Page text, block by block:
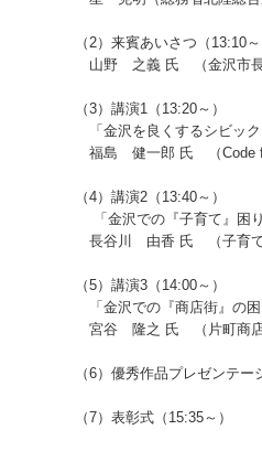
（2）来賓あいさつ（13:10～
山野 之義 氏 （金沢市長
（3）講演1（13:20～）
「金沢を良くするシビック
福島 健一郎 氏 （Code for
（4）講演2（13:40～）
「金沢での『子育て』困り
長谷川 由香 氏 （子育て向
（5）講演3（14:00～）
「金沢での『商店街』の困
宮谷 隆之 氏 （片町商店街
（6）優秀作品プレゼンテーシ
（7）表彰式（15:35～）